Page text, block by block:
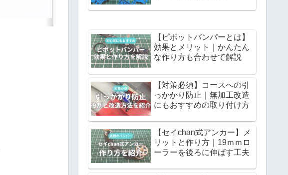
【ピボットバンパーとは】
効果とメリット｜かんたん
な作り方も合わせて解説
【対策必須】コースへの引
っかかり防止｜無加工改造
にもおすすめの取り付け方
【セイchan式アンカー】メ
リットと作り方｜19ｍｍロ
ーラーを後ろに伸ばす工夫